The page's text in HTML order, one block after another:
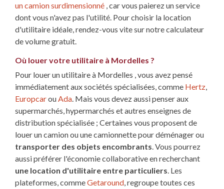
un camion surdimensionné , car vous paierez un service
dont vous n'avez pas l'utilité. Pour choisir la location
d'utilitaire idéale, rendez-vous vite sur notre calculateur
de volume gratuit.
Où louer votre utilitaire à Mordelles ?
Pour louer un utilitaire à Mordelles , vous avez pensé
immédiatement aux sociétés spécialisées, comme Hertz,
EuropcarouAda. Mais vous devez aussi penser aux
supermarchés, hypermarchés et autres enseignes de
distribution spécialisée ; Certaines vous proposent de
louer un camion ou une camionnette pour déménager ou
transporter des objets encombrants. Vous pourrez
aussi préférer l'économie collaborative en recherchant
une location d'utilitaire entre particuliers. Les
plateformes, commeGetaround, regroupe toutes ces